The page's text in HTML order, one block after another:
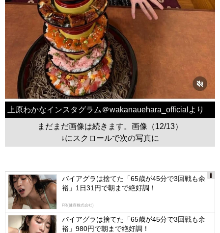
上原わかなインスタグラム＠wakanauehara_officialより
まだまだ画像は続きます。画像（12/13）
↓にスクロールで次の写真に
バイアグラは捨てた「65歳が45分で3回戦も余
裕」1日31円で朝まで絶好調！
PR(健商株式会社)
バイアグラは捨てた「65歳が45分で3回戦も余
裕」980円で朝まで絶好調！